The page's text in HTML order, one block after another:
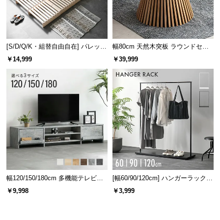
室内干しでいつでも清潔
睡眠時の湿気対策だけでなく、室内の布団干しとし
ても活躍。セットも簡単で日々のお手入れに便利で
す。
[S/D/Q/K・組替自由自在] パレット
ベッド 8/12/16枚セット
￥14,999
幅80cm 天然木突板 ラウンドセン
ターテーブル 美しい格子デザイン
￥39,999
幅120/150/180cm 多機能テレビボ
ード 木目/石目調 オープン収納・
引き出し収納付き
￥9,998
[幅60/90/120cm] ハンガーラック
スチール 4段階高さ調節 サイドフ
ック オープンラック シンプル
￥3,999